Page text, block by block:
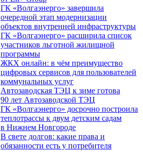
ГК «Волгаэнерго» завершила
очередной этап модернизации
объектов внутренней инфраструктуры
ГК «Волгаэнерго» расширила список
участников льготной жилищной
программы
ЖКХ онлайн: в чём преимущество
цифровых сервисов для пользователей
коммунальных услуг
Автозаводская ТЭЦ к зиме готова
90 лет Автозаводской ТЭЦ
ГК «Волгаэнерго» досрочно построила
теплотрассы к двум детским садам
в Нижнем Новгороде
В свете долгов: какие права и
обязанности есть у потребителя